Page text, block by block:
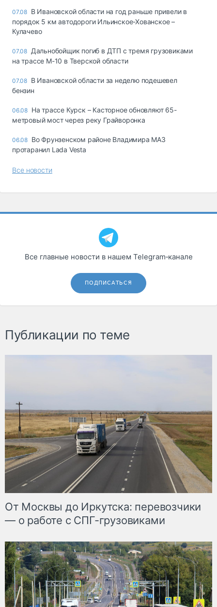
07.08 В Ивановской области на год раньше привели в
порядок 5 км автодороги Ильинское-Хованское –
Кулачево
07.08 Дальнобойщик погиб в ДТП с тремя грузовиками
на трассе М-10 в Тверской области
07.08 В Ивановской области за неделю подешевел
бензин
06.08 На трассе Курск – Касторное обновляют 65-
метровый мост через реку Грайворонка
06.08 Во Фрунзенском районе Владимира МАЗ
протаранил Lada Vesta
Все новости
Все главные новости в нашем Telegram‑канале
ПОДПИСАТЬСЯ
Публикации по теме
От Москвы до Иркутска: перевозчики
— о работе с СПГ-грузовиками